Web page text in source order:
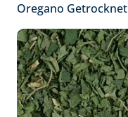
Oregano Getrocknet